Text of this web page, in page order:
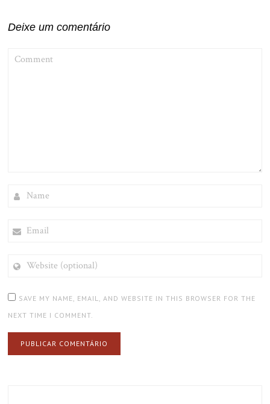
Deixe um comentário
(OPTIONAL)
SAVE MY NAME, EMAIL, AND WEBSITE IN THIS BROWSER FOR THE
NEXT TIME I COMMENT.